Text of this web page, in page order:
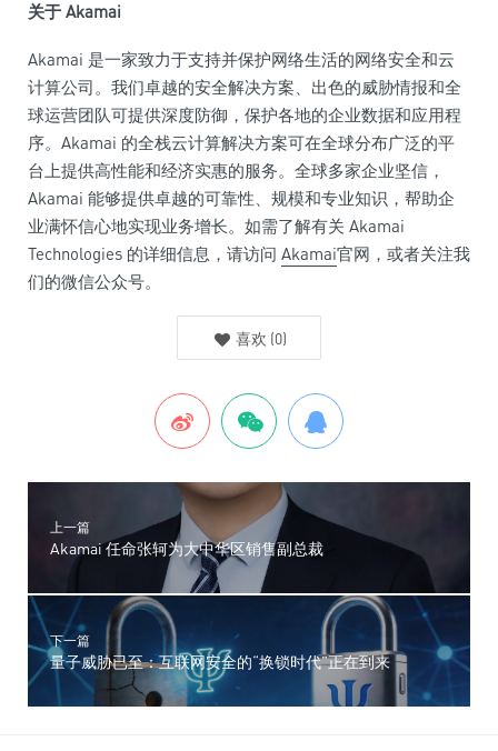
关于 Akamai
Akamai 是一家致力于支持并保护网络生活的网络安全和云
计算公司。我们卓越的安全解决方案、出色的威胁情报和全
球运营团队可提供深度防御，保护各地的企业数据和应用程
序。Akamai 的全栈云计算解决方案可在全球分布广泛的平
台上提供高性能和经济实惠的服务。全球多家企业坚信，
Akamai 能够提供卓越的可靠性、规模和专业知识，帮助企
业满怀信心地实现业务增长。如需了解有关 Akamai
Technologies 的详细信息，请访问 Akamai官网，或者关注我
们的微信公众号。
喜欢 (0)
上一篇
Akamai 任命张轲为大中华区销售副总裁
下一篇
量子威胁已至：互联网安全的“换锁时代”正在到来